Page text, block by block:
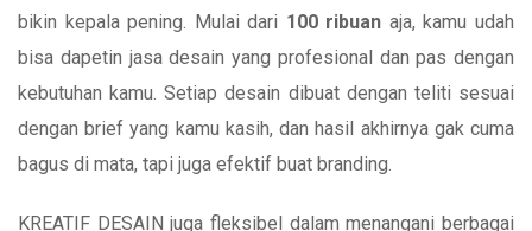
bikin kepala pening. Mulai dari 100 ribuan aja, kamu udah
bisa dapetin jasa desain yang profesional dan pas dengan
kebutuhan kamu. Setiap desain dibuat dengan teliti sesuai
dengan brief yang kamu kasih, dan hasil akhirnya gak cuma
bagus di mata, tapi juga efektif buat branding.
KREATIF DESAIN juga fleksibel dalam menangani berbagai